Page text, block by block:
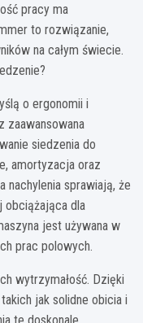
pracy ma
to rozwiązanie,
na całym świecie.
o ergonomii i
zaawansowana
siedzenia do
amortyzacja oraz
nachylenia sprawiają, że
obciążająca dla
jest używana w
prac polowych.
wytrzymałość. Dzięki
jak solidne obicia i